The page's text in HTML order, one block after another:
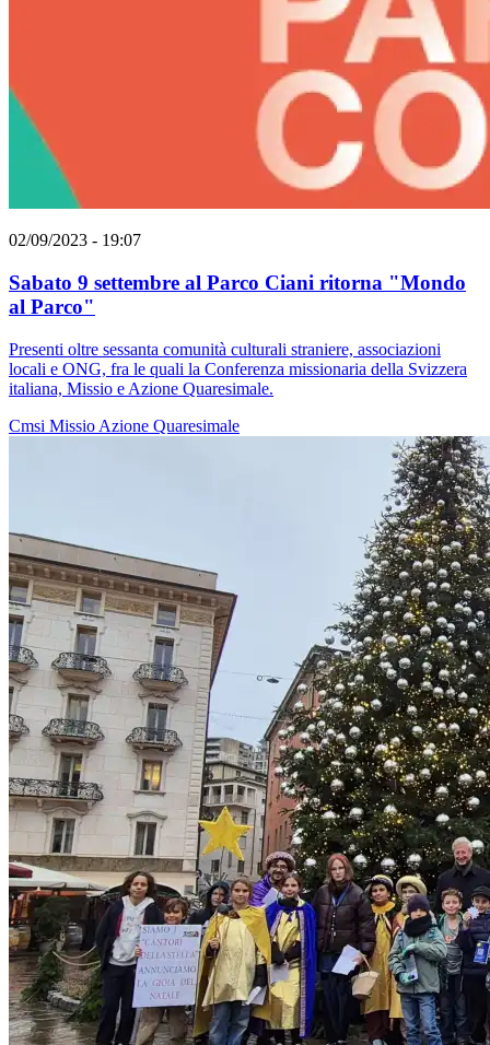
02/09/2023 - 19:07
Sabato 9 settembre al Parco Ciani ritorna "Mondo
al Parco"
Presenti oltre sessanta comunità culturali straniere, associazioni
locali e ONG, fra le quali la Conferenza missionaria della Svizzera
italiana, Missio e Azione Quaresimale.
Cmsi Missio Azione Quaresimale